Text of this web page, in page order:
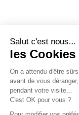
Salut c'est nous...
les Cookies
On a attendu d'être
avant de vous
pendant votre visite...
C'est OK pour vous ?